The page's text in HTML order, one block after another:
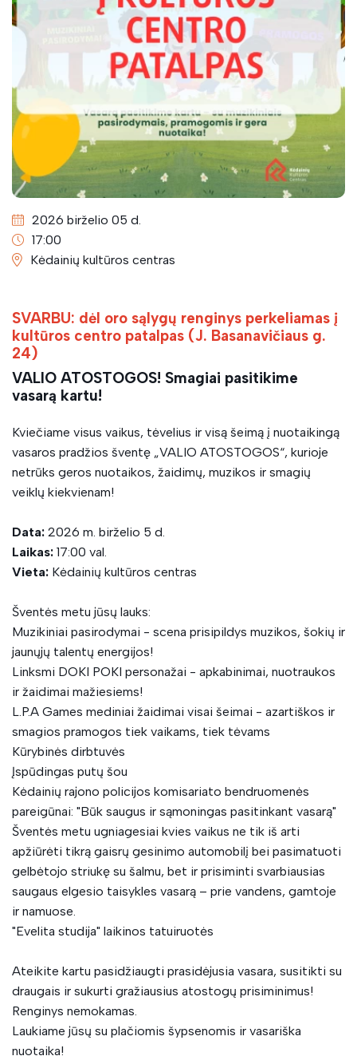
2026 birželio 05 d.
17:00
Kėdainių kultūros centras
SVARBU: dėl oro sąlygų renginys perkeliamas į
kultūros centro patalpas (J. Basanavičiaus g.
24)
VALIO ATOSTOGOS! Smagiai pasitikime
vasarą kartu!
Kviečiame visus vaikus, tėvelius ir visą šeimą į nuotaikingą
vasaros pradžios šventę „VALIO ATOSTOGOS“, kurioje
netrūks geros nuotaikos, žaidimų, muzikos ir smagių
veiklų kiekvienam!
Data: 2026 m. birželio 5 d.
Laikas: 17:00 val.
Vieta: Kėdainių kultūros centras
Šventės metu jūsų lauks:
Muzikiniai pasirodymai - scena prisipildys muzikos, šokių ir
jaunųjų talentų energijos!
Linksmi DOKI POKI personažai - apkabinimai, nuotraukos
ir žaidimai mažiesiems!
L.P.A Games mediniai žaidimai visai šeimai - azartiškos ir
smagios pramogos tiek vaikams, tiek tėvams
Kūrybinės dirbtuvės
Įspūdingas putų šou
Kėdainių rajono policijos komisariato bendruomenės
pareigūnai: "Būk saugus ir sąmoningas pasitinkant vasarą"
Šventės metu ugniagesiai kvies vaikus ne tik iš arti
apžiūrėti tikrą gaisrų gesinimo automobilį bei pasimatuoti
gelbėtojo striukę su šalmu, bet ir prisiminti svarbiausias
saugaus elgesio taisykles vasarą – prie vandens, gamtoje
ir namuose.
"Evelita studija" laikinos tatuiruotės
Ateikite kartu pasidžiaugti prasidėjusia vasara, susitikti su
draugais ir sukurti gražiausius atostogų prisiminimus!
Renginys nemokamas.
Laukiame jūsų su plačiomis šypsenomis ir vasariška
nuotaika!